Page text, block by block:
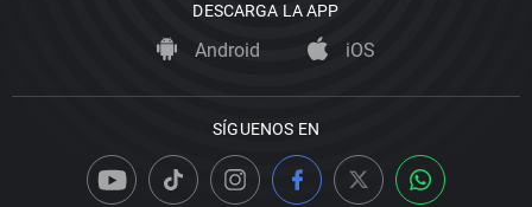
DESCARGA LA APP
Android iOS
SÍGUENOS EN